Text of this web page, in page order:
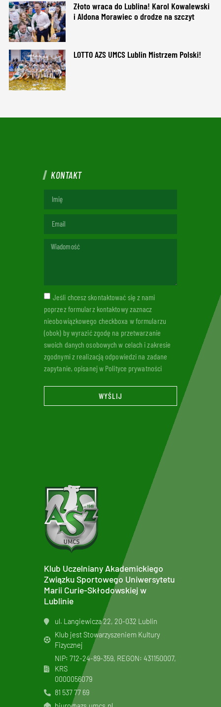
Złoto wraca do Lublina! Karol Kowalewski
i Aldona Morawiec o drodze na szczyt
LOTTO AZS UMCS Lublin Mistrzem Polski!
KONTAKT
Jeśli chcesz skontaktować się z nami
poprzez formularz kontaktowy zaznacz
nieobowiązkowego checkboxa w formularzu
(obok) by wyrazić zgodę na przetwarzanie
swoich danych osobowych w celach i zakresie
zgodnymi z realizacją odpowiedzi na zadane
zapytanie, opisanej w Polityce prywatności
WYŚLIJ
Klub Uczelniany Akademickiego
Związku Sportowego Uniwersytetu
Marii Curie-Skłodowskiej w
Lublinie
ul. Langiewicza 22, 20-032 Lublin
Klub jest Stowarzyszeniem Kultury
Fizycznej
NIP: 712-24-89-359, REGON: 431150007,
KRS
0000056079
81 537 77 69